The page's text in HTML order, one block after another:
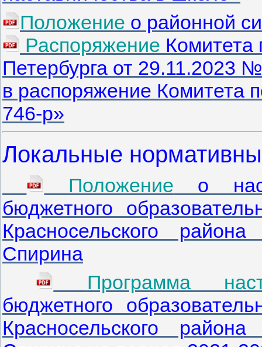
Положение о районной
Распоряжение Комитета
Петербурга от 29.11.2023
в распоряжение Комитета
746-р»
Локальные
Положение о
бюджетного
Красносельского
Спирина
Программа
бюджетного
Красносельского